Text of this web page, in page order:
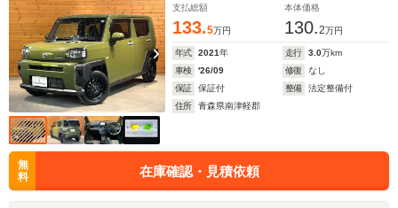
支払総額
133.5万円
本体価格
130.2万円
年式 2021年 走行 3.0万km
車検
'26/09 修復
なし
保証
保証付 整備
法定整備付
住所
青森県南津軽郡
無
料
在庫確認・見積依頼